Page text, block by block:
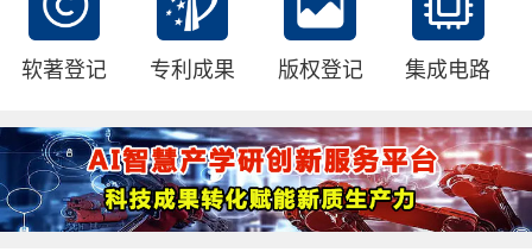
软著登记 专利成果 版权登记 集成电路